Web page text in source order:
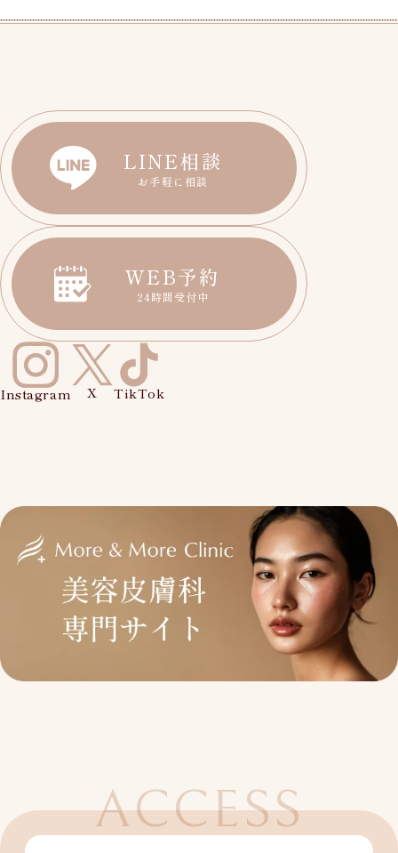
LINE相談
お手軽に相談
WEB予約
24時間受付中
ACCESS